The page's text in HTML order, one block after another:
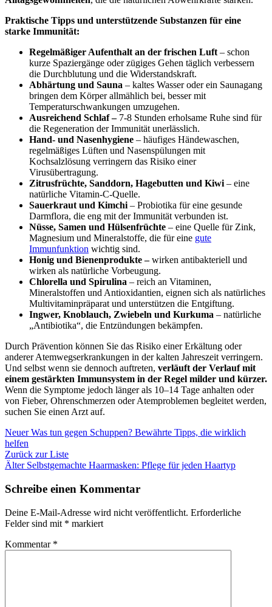
Praktische Tipps und unterstützende Substanzen für eine
starke Immunität:
Regelmäßiger Aufenthalt an der frischen Luft – schon
kurze Spaziergänge oder zügiges Gehen täglich verbessern
die Durchblutung und die Widerstandskraft.
Abhärtung und Sauna – kaltes Wasser oder ein Saunagang
bringen dem Körper allmählich bei, besser mit
Temperaturschwankungen umzugehen.
Ausreichend Schlaf –7-8 Stunden erholsame Ruhe sind für
die Regeneration der Immunität unerlässlich.
Hand- und Nasenhygiene – häufiges Händewaschen,
regelmäßiges Lüften und Nasenspülungen mit
Kochsalzlösung verringern das Risiko einer
Virusübertragung.
Zitrusfrüchte, Sanddorn, Hagebutten und Kiwi – eine
natürliche Vitamin-C-Quelle.
Sauerkraut und Kimchi – Probiotika für eine gesunde
Darmflora, die eng mit der Immunität verbunden ist.
Nüsse, Samen und Hülsenfrüchte – eine Quelle für Zink,
Magnesium und Mineralstoffe, die für eine gute
Immunfunktion wichtig sind.
Honig und Bienenprodukte –wirken antibakteriell und
wirken als natürliche Vorbeugung.
Chlorella und Spirulina – reich an Vitaminen,
Mineralstoffen und Antioxidantien, eignen sich als natürliches
Multivitaminpräparat und unterstützen die Entgiftung.
Ingwer, Knoblauch, Zwiebeln und Kurkuma – natürliche
„Antibiotika“, die Entzündungen bekämpfen.
Durch Prävention können Sie das Risiko einer Erkältung oder
anderer Atemwegserkrankungen in der kalten Jahreszeit verringern.
Und selbst wenn sie dennoch auftreten, verläuft der Verlauf mit
einem gestärkten Immunsystem in der Regel milder und kürzer.
Wenn die Symptome jedoch länger als 10–14 Tage anhalten oder
von Fieber, Ohrenschmerzen oder Atemproblemen begleitet werden,
suchen Sie einen Arzt auf.
Neuer Was tun gegen Schuppen? Bewährte Tipps, die wirklich
helfen
Zurück zur Liste
Älter Selbstgemachte Haarmasken: Pflege für jeden Haartyp
Schreibe einen Kommentar
Deine E-Mail-Adresse wird nicht veröffentlicht. Erforderliche
Felder sind mit * markiert
Kommentar *